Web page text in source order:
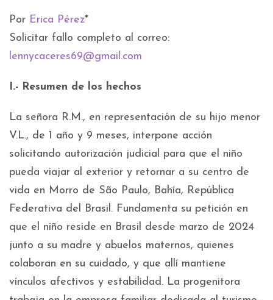
Por Erica Pérez*
Solicitar fallo completo al correo:
lennycaceres69@gmail.com
I.- Resumen de los hechos
La señora R.M., en representación de su hijo menor
V.L., de 1 año y 9 meses, interpone acción
solicitando autorización judicial para que el niño
pueda viajar al exterior y retornar a su centro de
vida en Morro de São Paulo, Bahía, República
Federativa del Brasil. Fundamenta su petición en
que el niño reside en Brasil desde marzo de 2024
junto a su madre y abuelos maternos, quienes
colaboran en su cuidado, y que allí mantiene
vínculos afectivos y estabilidad. La progenitora